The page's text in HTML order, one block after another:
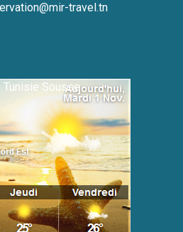
travel.tn
Sousse